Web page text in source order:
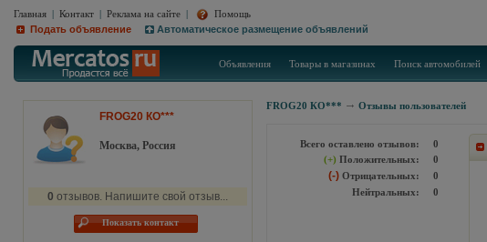
Главная | Контакт | Реклама на сайте |
Помощь
Подать объявление
Автоматическое размещение объявлений
Объявления Товары в магазинах Поиск автомобилей
FROG20 КО***
Москва, Россия
0 отзывов. Напишите свой отзыв...
Показать контакт
FROG20 КО*** Отзывы пользователей
Всего оставлено отзывов:
0
(+) Положительных: 0
(-) Отрицательных:
0
Нейтральных:
0